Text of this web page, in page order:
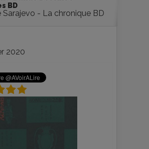
BD
Sarajevo - La chronique BD
2020